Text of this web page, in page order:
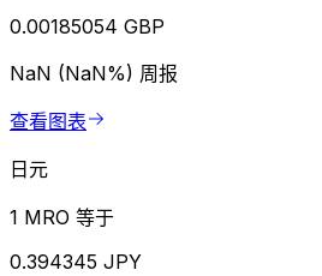
0.00185054 GBP
NaN (NaN%) 周报
查看图表
日元
1 MRO 等于
0.394345 JPY